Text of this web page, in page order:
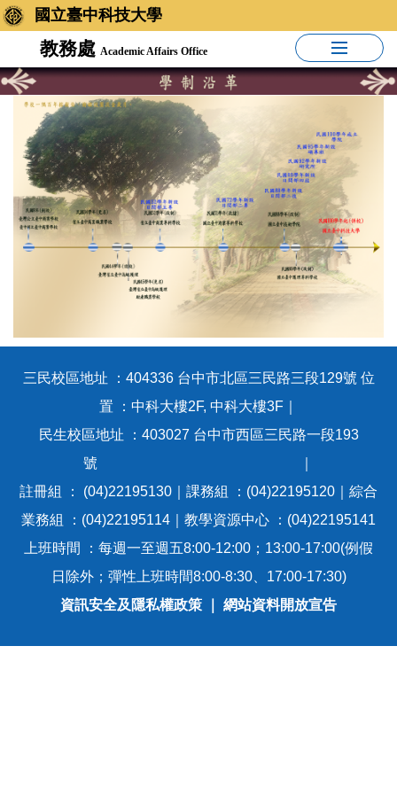
國立臺中科技大學
教務處 Academic Affairs Office
三民校區地址 ：404336 台中市北區三民路三段129號 位
置 ：中科大樓2F, 中科大樓3F｜
民生校區地址 ：403027 台中市西區三民路一段193
號 ｜
註冊組 ： (04)22195130｜課務組 ：(04)22195120｜綜合
業務組 ：(04)22195114｜教學資源中心 ：(04)22195141
上班時間 ：每週一至週五8:00-12:00；13:00-17:00(例假
日除外；彈性上班時間8:00-8:30、17:00-17:30)
資訊安全及隱私權政策
網站資料開放宣告